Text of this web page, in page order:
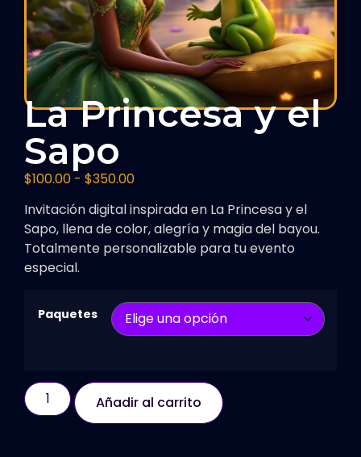
La Princesa y el
Sapo
$100.00 - $350.00
Invitación digital inspirada en La Princesa y el
Sapo, llena de color, alegría y magia del bayou.
Totalmente personalizable para tu evento
especial.
Paquetes
Añadir al carrito